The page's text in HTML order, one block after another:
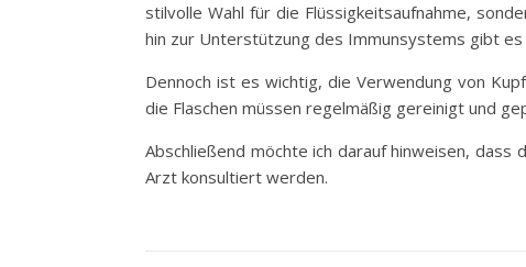
stilvolle Wahl für die Flüssigkeitsaufnahme,
hin zur Unterstützung des Immunsystems gibt
Dennoch ist es wichtig, die Verwendung von
die Flaschen müssen regelmäßig gereinigt und
Abschließend möchte ich darauf hinweisen,
Arzt konsultiert werden.